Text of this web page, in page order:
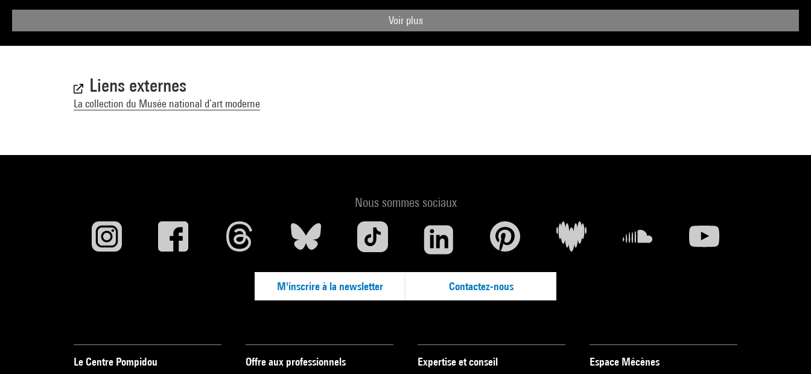
Voir plus
Liens externes
La collection du Musée national d’art moderne
Nous sommes sociaux
M'inscrire à la newsletter Contactez-nous
Le Centre Pompidou Offre aux professionnels Expertise et conseil Espace Mécènes